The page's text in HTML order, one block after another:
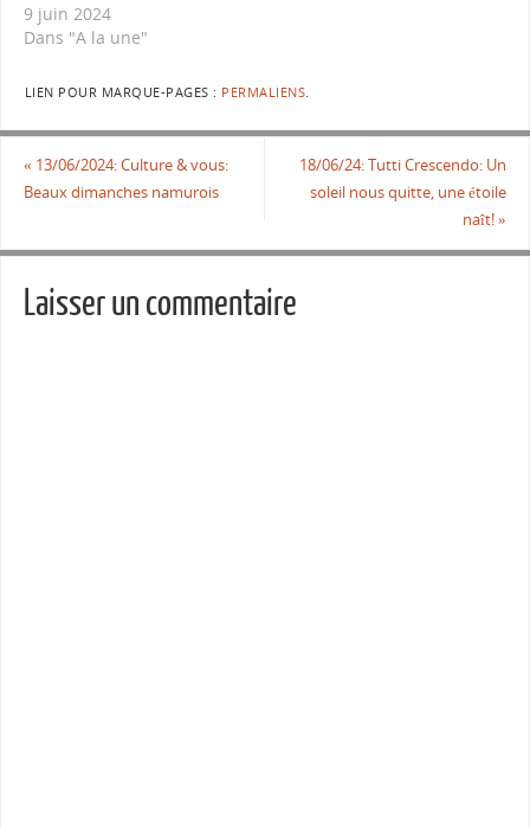
9 juin 2024
Dans "A la une"
LIEN POUR MARQUE-PAGES : PERMALIENS.
« 13/06/2024: Culture & vous:
Beaux dimanches namurois
18/06/24: Tutti Crescendo: Un
soleil nous quitte, une étoile
naît!»
Laisser un commentaire